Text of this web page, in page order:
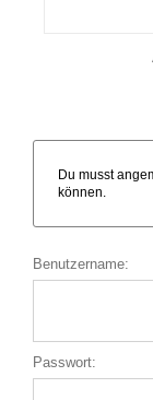
Du musst
können.
Benutzername:
Passwort: